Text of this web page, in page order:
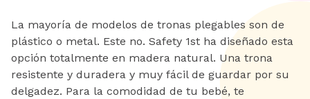
La mayoría de modelos de tronas plegables son de
plástico o metal. Este no. Safety 1st ha diseñado esta
opción totalmente en madera natural. Una trona
resistente y duradera y muy fácil de guardar por su
delgadez. Para la comodidad de tu bebé, te